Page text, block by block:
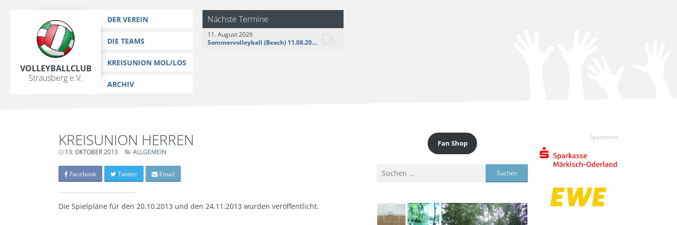
springen
Volleyballclub
Strausberg e.V.
DER VEREIN
DIE TEAMS
KREISUNION MOL/LOS
ARCHIV
Nächste Termine
Di.
11. August 2026
Sommervolleyball (Beach) 11.08.2026
KREISUNION HERREN
13. OKTOBER 2013 LETZTE
15.
MÄRZ
2024
06:40
ALLGEMEIN
Facebook Twitter Email
Die Spielpläne für den 20.10.2013 und den 24.11.2013 wurden veröffentlicht.
Fan Shop
Suchen
nach:
Sponsoren